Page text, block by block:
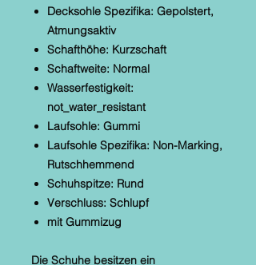
Decksohle Spezifika: Gepolstert,
Atmungsaktiv
Schafthöhe: Kurzschaft
Schaftweite: Normal
Wasserfestigkeit:
not_water_resistant
Laufsohle: Gummi
Laufsohle Spezifika: Non-Marking,
Rutschhemmend
Schuhspitze: Rund
Verschluss: Schlupf
mit Gummizug
Die Schuhe besitzen ein